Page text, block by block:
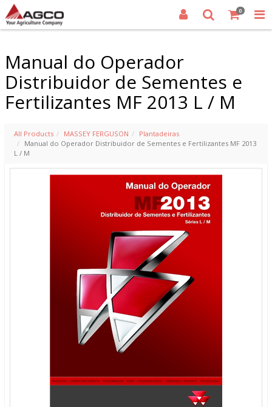
0
Manual do Operador
Distribuidor de Sementes e
Fertilizantes MF 2013 L / M
All Products MASSEY FERGUSON
Plantadeiras
Manual do Operador Distribuidor de Sementes e Fertilizantes MF 2013
L / M